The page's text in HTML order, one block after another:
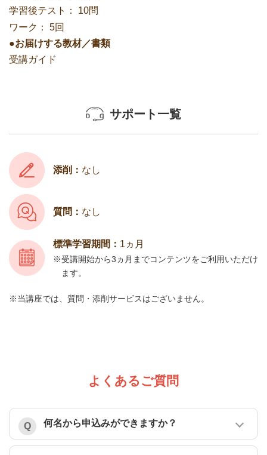
学習後テスト：
10問
ワーク：
5回
●お届けする教材／書類
受講ガイド
サポート一覧
添削： なし
質問： なし
標準学習期間： 1ヵ月
受講開始から3ヵ月までコンテンツをご利用いただけ
ます。
当講座では、質問・添削サービスはございません。
よくあるご質問
何名から申込みができますか？